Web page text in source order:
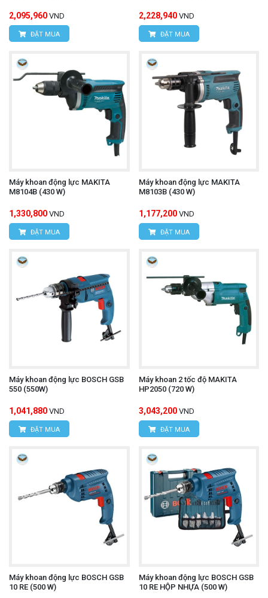
2,095,960 VND
ĐẶT MUA
2,228,940 VND
ĐẶT MUA
Máy khoan động lực MAKITA
M8104B (430 W)
1,330,800 VND
ĐẶT MUA
Máy khoan động lực MAKITA
M8103B (430 W)
1,177,200 VND
ĐẶT MUA
Máy khoan động lực BOSCH GSB
550 (550W)
1,041,880 VND
ĐẶT MUA
Máy khoan 2 tốc độ MAKITA
HP2050 (720 W)
3,043,200 VND
ĐẶT MUA
Máy khoan động lực BOSCH GSB
10 RE (500 W)
Máy khoan động lực BOSCH GSB
10 RE HỘP NHỰA (500 W)